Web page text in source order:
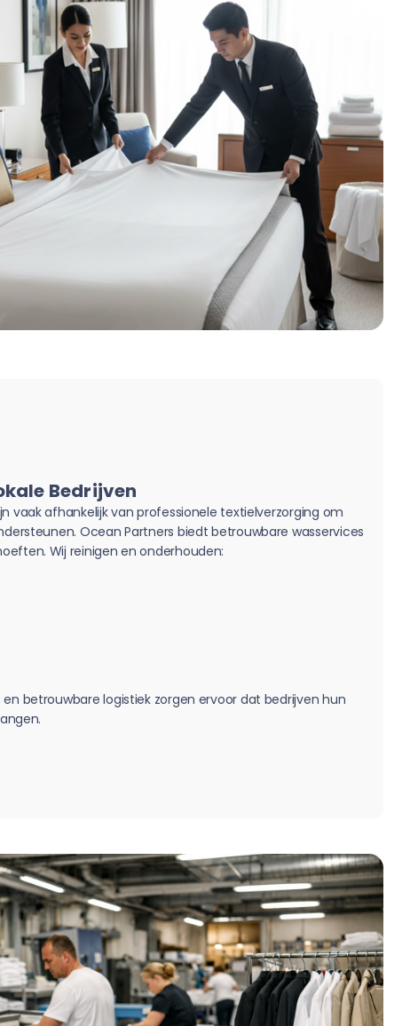
Bedrijven
vaak afhankelijk van professionele textielverzorging om
Ocean Partners biedt betrouwbare wasservices
Wij reinigen en onderhouden:
betrouwbare logistiek zorgen ervoor dat bedrijven hun